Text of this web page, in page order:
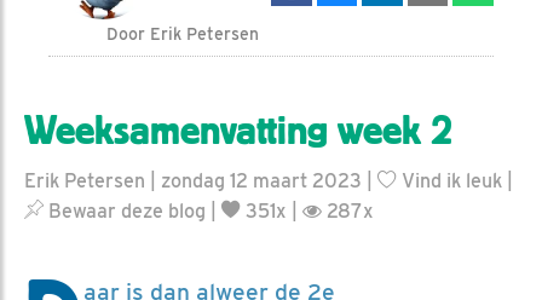
Door Erik Petersen
Weeksamenvatting week 2
Erik Petersen | zondag 12 maart 2023 | Vind ik leuk
Bewaar deze blog
351x | 287x
aar is dan alweer de 2e